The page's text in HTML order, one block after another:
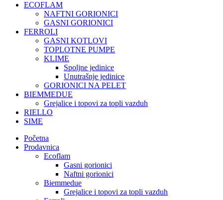
ECOFLAM
NAFTNI GORIONICI
GASNI GORIONICI
FERROLI
GASNI KOTLOVI
TOPLOTNE PUMPE
KLIME
Spoljne jedinice
Unutrašnje jedinice
GORIONICI NA PELET
BIEMMEDUE
Grejalice i topovi za topli vazduh
RIELLO
SIME
Početna
Prodavnica
Ecoflam
Gasni gorionici
Naftni gorionici
Biemmedue
Grejalice i topovi za topli vazduh